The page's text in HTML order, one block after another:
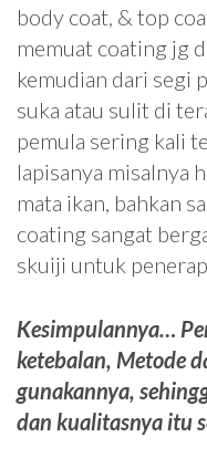
body coat, & top
memuat coating jg
kemudian dari segi
suka atau sulit di
pemula sering kali
lapisanya misalnya
mata ikan, bahkan
coating sangat
skuiji untuk
Kesimpulannya…
ketebalan, Metode
gunakannya,
dan kualitasnya itu